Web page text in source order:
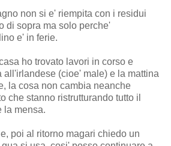
non si e' riempita con i residui
di sopra ma solo perche'
e' in ferie.
ho trovato lavori in corso e
all'irlandese (cioe' male) e la mattina
la cosa non cambia neanche
che stanno ristrutturando tutto il
la mensa.
poi al ritorno magari chiedo un